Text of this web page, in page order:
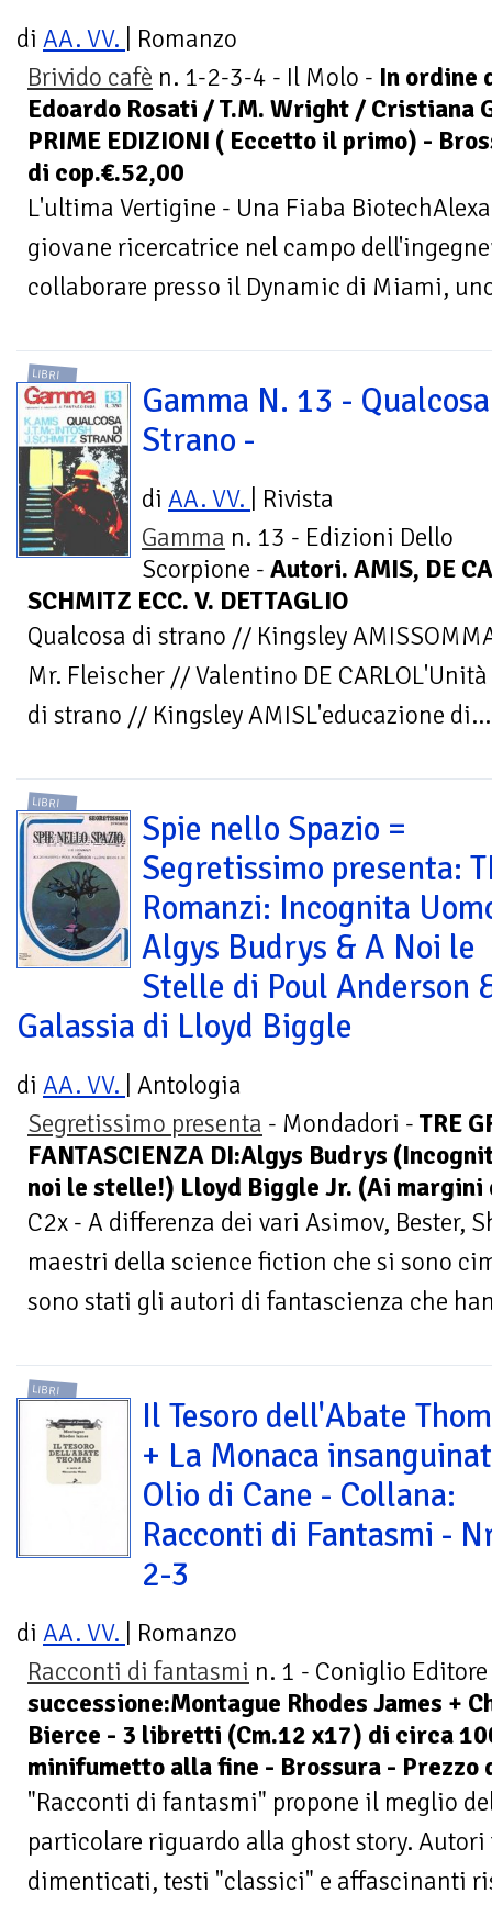
di AA. VV.
| Romanzo
Brivido cafè n. 1-2-3-4 - Il Molo - In ordine
Edoardo Rosati / T.M. Wright / Cristiana
PRIME EDIZIONI ( Eccetto il primo) -
di cop.€.52,00
L'ultima Vertigine - Una Fiaba
giovane ricercatrice nel campo
collaborare presso il Dynamic di Miami,
LIBRI
Gamma N. 13 -
Strano -
di AA. VV.
| Rivista
Gamma n. 13 - Edizioni Dello
Scorpione - Autori. AMIS, DE
SCHMITZ ECC. V. DETTAGLIO
Qualcosa di strano // Kingsley
Mr. Fleischer // Valentino DE
di strano // Kingsley AMISL'educazione di...
LIBRI
Spie nello Spazio =
Segretissimo presenta:
Romanzi: Incognita
Algys Budrys & A Noi le
Stelle di Poul Anderson
Galassia di Lloyd Biggle
di AA. VV. | Antologia
Segretissimo presenta - Mondadori - TRE
FANTASCIENZA DI:Algys Budrys
noi le stelle!) Lloyd Biggle Jr. (Ai
C2x - A differenza dei vari Asimov, Bester,
maestri della science fiction che si sono
sono stati gli autori di fantascienza che
LIBRI
Il Tesoro dell'Abate
+ La Monaca
Olio di Cane - Collana:
Racconti di Fantasmi -
2-3
di AA. VV.
| Romanzo
Racconti di fantasmi n. 1 - Coniglio
successione:Montague Rhodes James +
Bierce - 3 libretti (Cm.12 x17) di circa
minifumetto alla fine - Brossura - Prezzo
"Racconti di fantasmi" propone il meglio
particolare riguardo alla ghost story.
dimenticati, testi "classici" e affascinanti